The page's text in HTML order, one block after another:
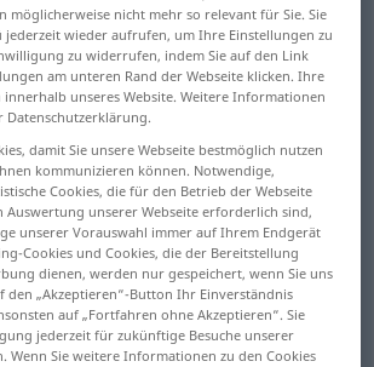
Übersetzungen
Übersetzung anklicken/antippen)
Zeichen
SchriftZeichen
möglicherweise nicht mehr so relevant für Sie. Sie
jederzeit wieder aufrufen, um Ihre Einstellungen zu
zu widerrufen, indem Sie auf den Link
am unteren Rand der Webseite klicken. Ihre
innerhalb unseres Website. Weitere Informationen
Datenschutzerklärung.
damit Sie unsere Webseite bestmöglich nutzen
kommunizieren können. Notwendige,
Cookies, die für den Betrieb der Webseite
Auswertung unserer Webseite erforderlich sind,
unserer Vorauswahl immer auf Ihrem Endgerät
Cookies und Cookies, die der Bereitstellung
dienen, werden nur gespeichert, wenn Sie uns
den „Akzeptieren“-Button Ihr Einverständnis
auf „Fortfahren ohne Akzeptieren“. Sie
jederzeit für zukünftige Besuche unserer
Wenn Sie weitere Informationen zu den Cookies